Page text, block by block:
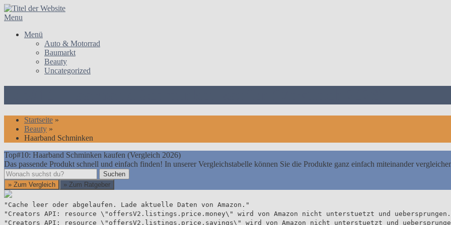
Skip
to
Menu
Menü
Auto & Motorrad
Baumarkt
Beauty
Uncategorized
Startseite »
Beauty »
Haarband Schminken
Top#10: Haarband Schminken kaufen (Vergleich 2026)
Das passende Produkt schnell und einfach finden! In unserer Vergleichstabelle können Sie die Produkte ganz einfach miteinander
Suchen
Suchen
» Zum Vergleich
» Zum Ratgeber
"Cache leer oder abgelaufen. Lade aktuelle Daten von Amazon."
"Creators API: resource \"offersV2.listings.price.money\" wird von Amazon nicht unterstuetzt und
"Creators API: resource \"offersV2.listings.price.savings\" wird von Amazon nicht unterstuetzt und